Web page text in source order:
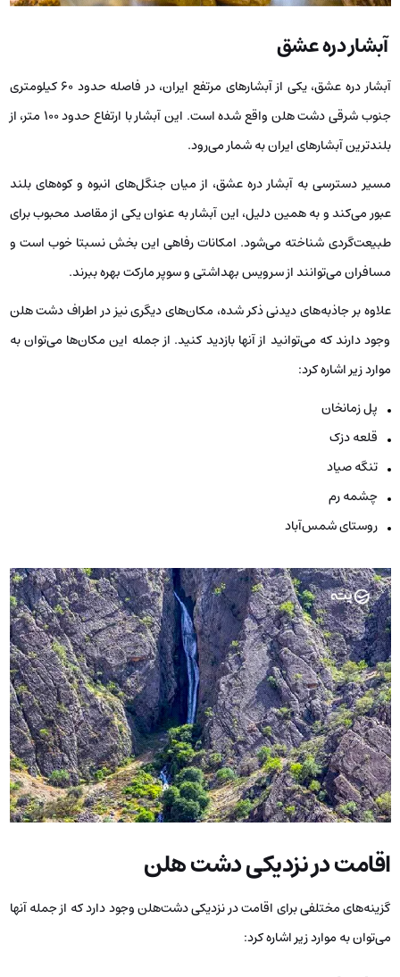
آبشار دره عشق
آبشار دره عشق، یکی از آبشارهای مرتفع ایران، در فاصله حدود 60 کیلومتری
جنوب شرقی دشت هلن واقع شده است. این آبشار با ارتفاع حدود 100 متر، از
بلندترین آبشارهای ایران به شمار می‌رود.
مسیر دسترسی به آبشار دره عشق، از میان جنگل‌های انبوه و کوه‌های بلند
عبور می‌کند و به همین دلیل، این آبشار به عنوان یکی از مقاصد محبوب برای
طبیعت‌گردی شناخته می‌شود. امکانات رفاهی این بخش نسبتا خوب است و
مسافران می‌توانند از سرویس بهداشتی و سوپر مارکت بهره ببرند.
علاوه بر جاذبه‌های دیدنی ذکر شده، مکان‌های دیگری نیز در اطراف دشت هلن
وجود دارند که می‌توانید از آنها بازدید کنید. از جمله این مکان‌ها می‌توان به
موارد زیر اشاره کرد:
پل زمانخان
قلعه دزک
تنگه صیاد
چشمه رم
روستای شمس‌آباد
اقامت در نزدیکی دشت هلن
گزینه‌های مختلفی برای اقامت در نزدیکی دشت‌هلن وجود دارد که از جمله آنها
می‌توان به موارد زیر اشاره کرد: